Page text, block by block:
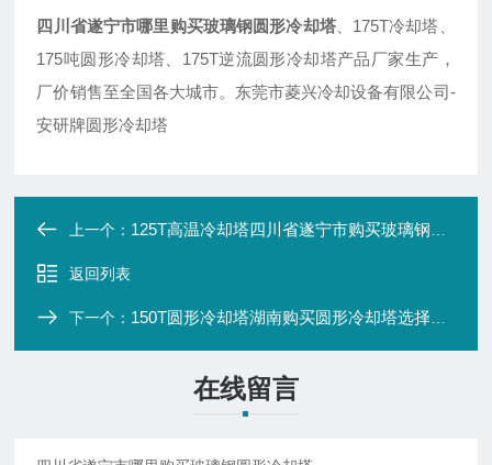
四川省遂宁市哪里购买玻璃钢圆形冷却塔、175T冷却塔、
175吨圆形冷却塔、175T逆流圆形冷却塔产品厂家生产，
厂价销售至全国各大城市。东莞市菱兴冷却设备有限公司-
安研牌圆形冷却塔
上一个： 125T高温冷却塔四川省遂宁市购买玻璃钢高温冷却塔
返回列表
下一个： 150T圆形冷却塔湖南购买圆形冷却塔选择安研牌厂家合作
在线留言